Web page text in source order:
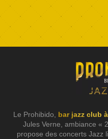
Le Prohibido, bar jazz club
Jules Verne, ambiance «
propose des concerts Jazz